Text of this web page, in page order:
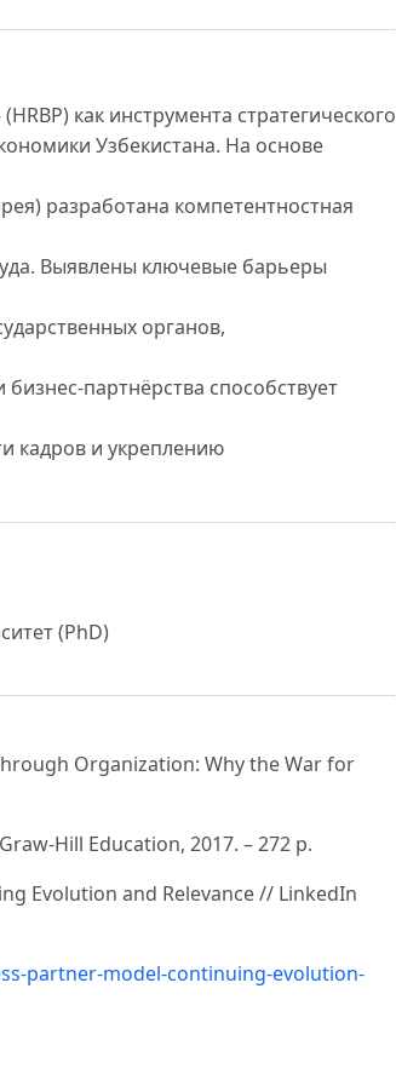
как инструмента стратегического
Узбекистана. На основе
разработана компетентностная
Выявлены ключевые барьеры
органов,
партнёрства способствует
кадров и укреплению
(PhD)
Organization: Why the War for
Hill Education, 2017. – 272 p.
Evolution and Relevance // LinkedIn
partner-model-continuing-evolution-